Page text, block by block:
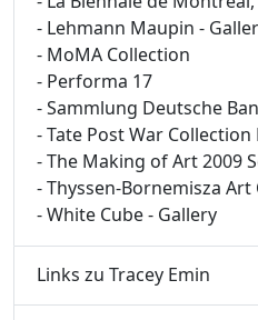
- Lehmann Maupin -
- MoMA Collection
- Performa 17
- Sammlung Deutsche
- Tate Post War Collection
- The Making of Art 2009
- Thyssen-Bornemisza
- White Cube - Gallery
Links zu Tracey Emin